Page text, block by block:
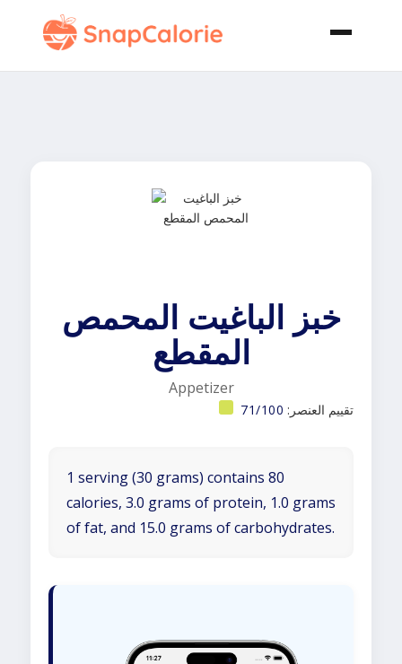
خبز الباغيت المحمص
المقطع
Appetizer
تقييم العنصر: 71/100
1 serving (30 grams) contains 80
calories, 3.0 grams of protein, 1.0 grams
of fat, and 15.0 grams of carbohydrates.